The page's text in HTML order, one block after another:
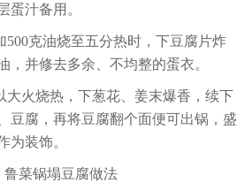
蛋汁备用。
500克油烧至五分热时，下豆腐片炸
，并修去多余、不均整的蛋衣。
大火烧热，下葱花、姜末爆香，续下
豆腐，再将豆腐翻个面便可出锅，盛
为装饰。